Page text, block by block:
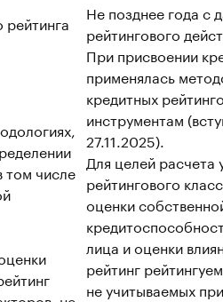
Не позднее года с
рейтингового
том числе
При присвоении
применялась
кредитных
инструментам
27.11.2025).
Для целей расчета
рейтингового
оценки
лица и оценки
рейтинг
не учитываемых